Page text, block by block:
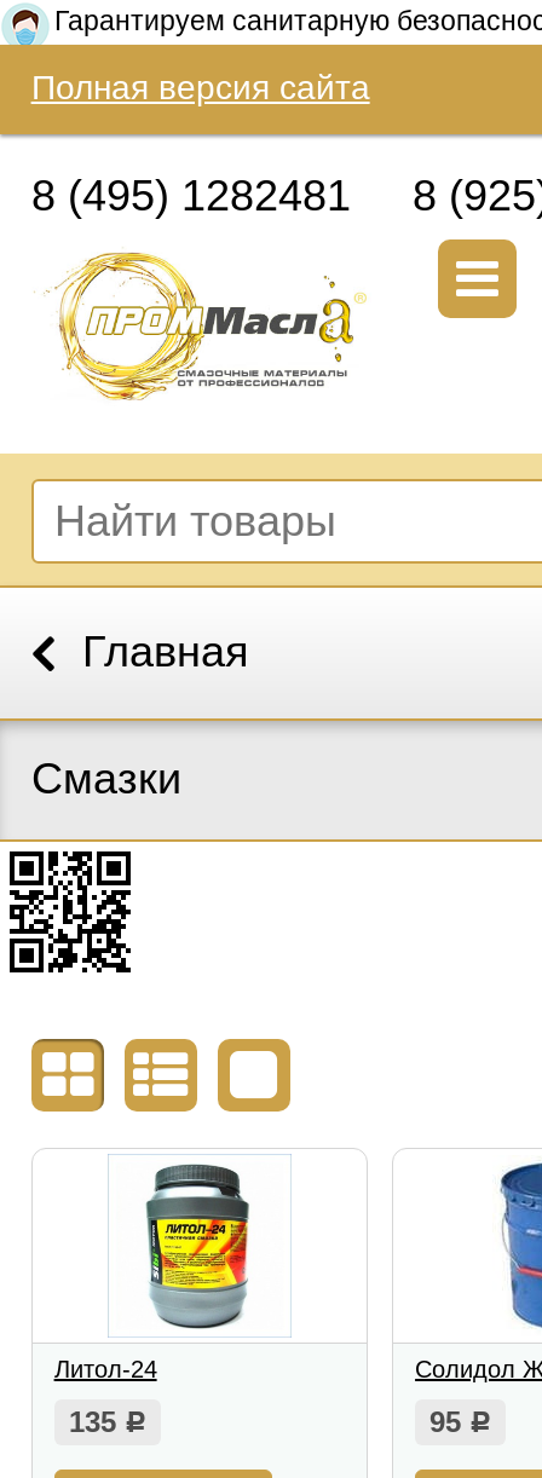
Гарантируем санитарную
Полная версия сайта
8 (495) 1282481 8
Главная
Смазки
Литол-24
135 Р
Солидол
95 Р